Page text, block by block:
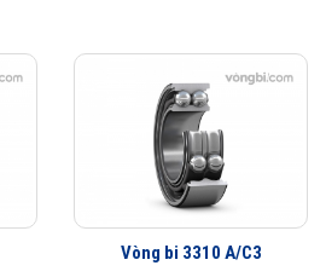
Vòng bi 3310 A/C3